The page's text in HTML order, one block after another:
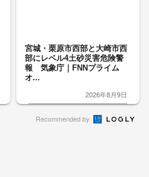
宮城・栗原市西部と大崎市西
部にレベル4土砂災害危険警
報 気象庁｜FNNプライム
オ...
2026年8月9日
Recommended by